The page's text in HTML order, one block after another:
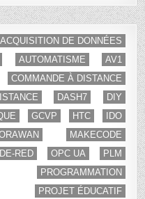
ACQUISITION DE DONNÉES
AUTOMATISME
AV1
COMMANDE À DISTANCE
DASH7
DIY
GCVP HTC
IDO
MAKECODE
RED OPC UA
PLM
PROGRAMMATION
PROJET ÉDUCATIF